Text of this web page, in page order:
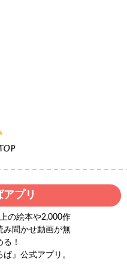
プリ
の絵本や2,000作
み聞かせ動画が無
！
ば』公式アプリ。